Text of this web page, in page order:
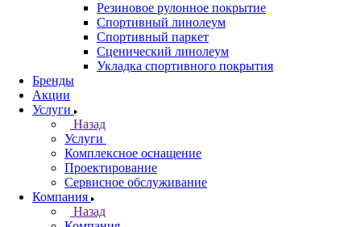
Резиновое рулонное покрытие
Спортивный линолеум
Спортивный паркет
Сценический линолеум
Укладка спортивного покрытия
Бренды
Акции
Услуги
Назад
Услуги
Комплексное оснащение
Проектирование
Сервисное обслуживание
Компания
Назад